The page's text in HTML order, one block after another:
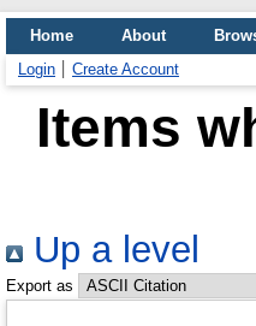
Home About
Login
Create Account
Items
Up a level
Export as